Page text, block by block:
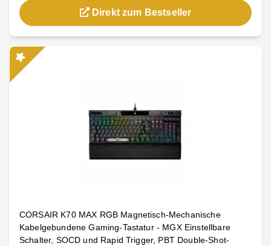
Direkt zum Bestseller
CORSAIR K70 MAX RGB Magnetisch-Mechanische
Kabelgebundene Gaming-Tastatur - MGX Einstellbare
Schalter, SOCD und Rapid Trigger, PBT Double-Shot-